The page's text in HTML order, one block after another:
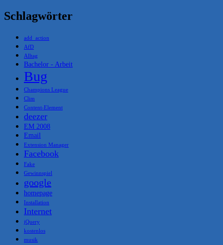
Schlagwörter
add_action
AfD
Alltag
Bachelor - Arbeit
Bug
Champions League
Clim
Content-Element
deezer
EM 2008
Email
Extension Manager
Facebook
Fake
Gewinnspiel
google
homepage
Installation
Internet
jQuery
kostenlos
musik